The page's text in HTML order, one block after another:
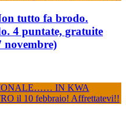
tutto fa brodo.
4 puntate, gratuite
novembre)